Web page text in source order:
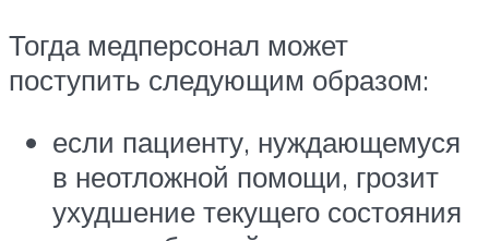
Тогда медперсонал может
поступить следующим образом:
если пациенту, нуждающемуся
в неотложной помощи, грозит
ухудшение текущего состояния